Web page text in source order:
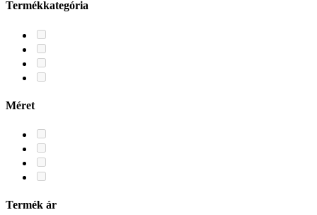
Termékkategória
Méret
Termék ár